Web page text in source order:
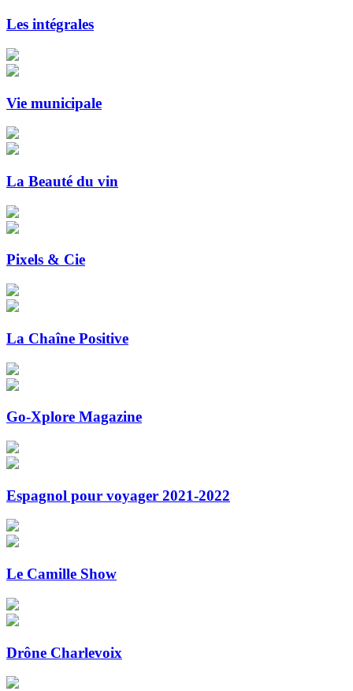
Les intégrales
Vie municipale
La Beauté du vin
Pixels & Cie
La Chaîne Positive
Go-Xplore Magazine
Espagnol pour voyager 2021-2022
Le Camille Show
Drône Charlevoix